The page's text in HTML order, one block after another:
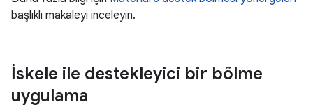
başlıklı makaleyi inceleyin.
İskele ile destekleyici bir bölme
uygulama